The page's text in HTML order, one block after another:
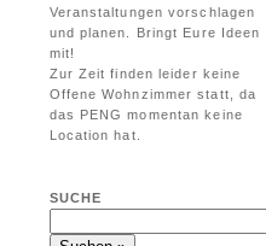
Veranstaltungen vorschlagen
und planen. Bringt Eure Ideen
mit!
Zur Zeit finden leider keine
Offene Wohnzimmer statt, da
das PENG momentan keine
Location hat.
SUCHE